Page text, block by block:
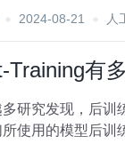
2024-08-21 人
Training有
多研究发现，后训
所使用的模型后训